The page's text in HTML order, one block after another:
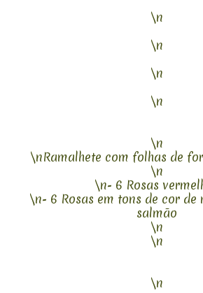
\n
\n
\n
\n
\n
\nRamalhete com folhas de
\n
\n- 6 Rosas
\n- 6 Rosas em tons de cor de
salmão
\n
\n
\n